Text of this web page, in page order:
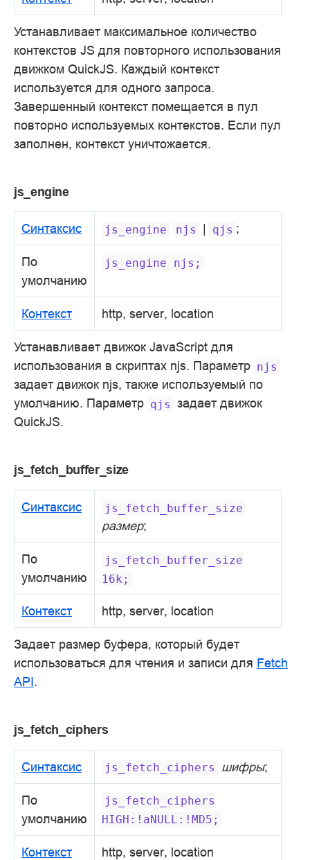
Устанавливает максимальное количество
контекстов JS для повторного использования
движком QuickJS. Каждый контекст
используется для одного запроса.
Завершенный контекст помещается в пул
повторно используемых контекстов. Если пул
заполнен, контекст уничтожается.
js_engine
Синтаксис js_engine njs | qjs ;
По
умолчанию
js_engine njs;
Контекст http, server, location
Устанавливает движок JavaScript для
использования в скриптах njs. Параметр njs
задает движок njs, также используемый по
умолчанию. Параметр qjs задает движок
QuickJS.
js_fetch_buffer_size
Синтаксис js_fetch_buffer_size
размер;
По
умолчанию
js_fetch_buffer_size
16k;
Контекст http, server, location
Задает размер буфера, который будет
использоваться для чтения и записи для Fetch
API.
js_fetch_ciphers
Синтаксис js_fetch_ciphers шифры;
По
умолчанию
js_fetch_ciphers
HIGH:!aNULL:!MD5;
Контекст http, server, location